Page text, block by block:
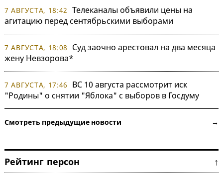
7 АВГУСТА, 18:42 Телеканалы объявили цены на
агитацию перед сентябрьскими выборами
7 АВГУСТА, 18:08
Суд заочно арестовал на два месяца
жену Невзорова*
7 АВГУСТА, 17:46
ВС 10 августа рассмотрит иск
"Родины" о снятии "Яблока" с выборов в Госдуму
Смотреть предыдущие новости →
Рейтинг персон ↑